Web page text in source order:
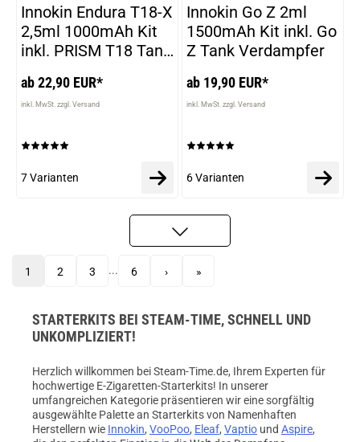
Innokin Endura T18-X
2,5ml 1000mAh Kit
inkl. PRISM T18 Tank
ab 22,90 EUR*
inkl. MwSt. zzgl. Versand
7 Varianten
VARIANTEN
Innokin Go Z 2ml
1500mAh Kit inkl. Go
Z Tank Verdampfer
ab 19,90 EUR*
inkl. MwSt. zzgl. Versand
6 Varianten
1 2 3 ... 6 › »
STARTERKITS BEI STEAM-TIME, SCHNELL UND
UNKOMPLIZIERT!
Herzlich willkommen bei Steam-Time.de, Ihrem Experten für
hochwertige E-Zigaretten-Starterkits! In unserer
umfangreichen Kategorie präsentieren wir eine sorgfältig
ausgewählte Palette an Starterkits von Namenhaften
Herstellern wie Innokin, VooPoo, Eleaf, Vaptio und Aspire,